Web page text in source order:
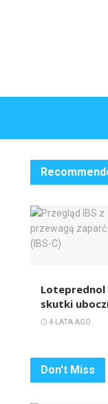
Loteprednol
skutki
4 LATA AGO
Don't Miss